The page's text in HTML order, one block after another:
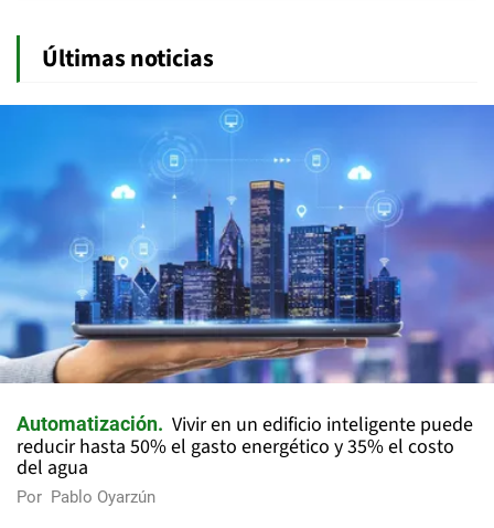
Últimas noticias
Automatización
Vivir en un edificio inteligente puede
reducir hasta 50% el gasto energético y 35% el costo
del agua
Por Pablo Oyarzún